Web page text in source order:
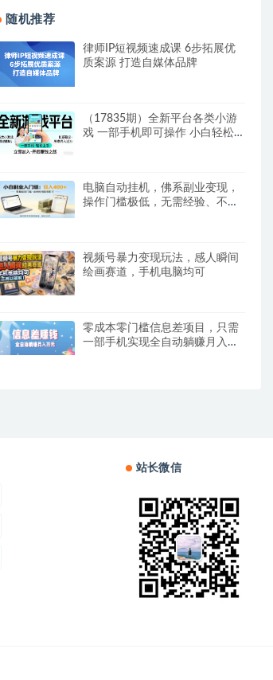
随机推荐
律师IP短视频速成课 6步拓展优
质案源 打造自媒体品牌
（17835期）全新平台各类小游
戏 一部手机即可操作 小白轻松
电脑自动挂机，佛系副业变现，
操作门槛极低，无需经验、不用
视频号暴力变现玩法，感人瞬间
绘画赛道，手机电脑均可
零成本零门槛信息差项目，只需
一部手机实现全自动躺赚月入万
站长微信